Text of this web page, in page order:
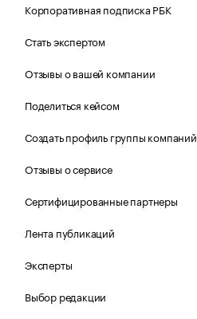
Корпоративная подписка РБК
Стать экспертом
Отзывы о вашей компании
Поделиться кейсом
Создать профиль группы компаний
Отзывы о сервисе
Сертифицированные партнеры
Лента публикаций
Эксперты
Выбор редакции